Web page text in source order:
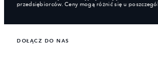
przedsiębiorców. Ceny mogą różnić się u
DOŁĄCZ DO NAS